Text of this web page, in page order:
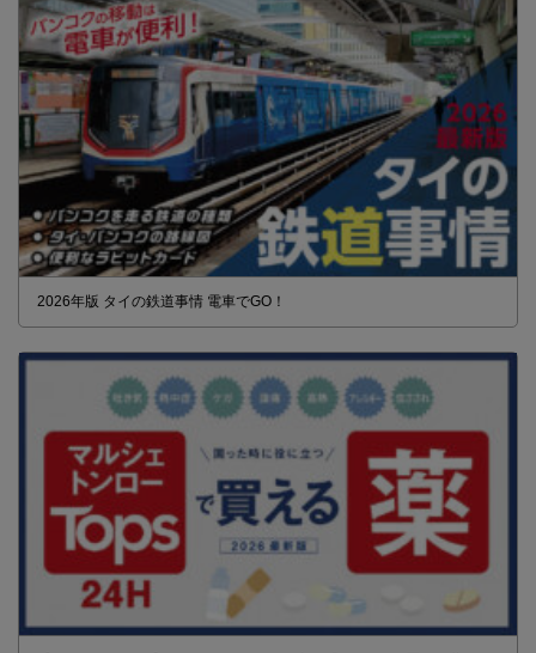
2026年版 タイの鉄道事情 電車でGO！